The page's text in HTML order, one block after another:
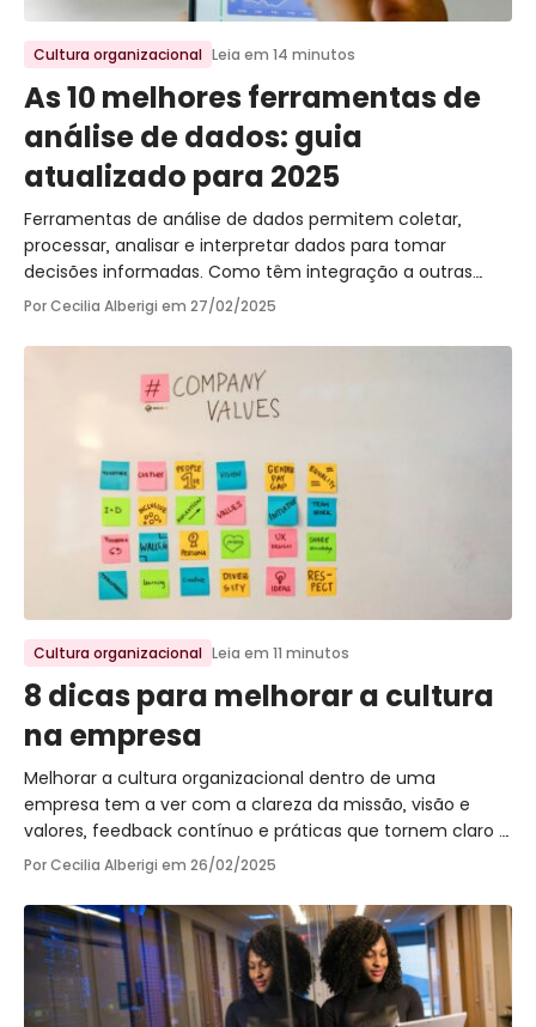
Cultura organizacional Leia em 14 minutos
As 10 melhores ferramentas de
análise de dados: guia
atualizado para 2025
Ferramentas de análise de dados permitem coletar,
processar, analisar e interpretar dados para tomar
decisões informadas. Como têm integração a outras
plataformas, unificam os dados e facilitam o trabalho,
Por Cecilia Alberigi em 27/02/2025
Ir para o post
Cultura organizacional Leia em 11 minutos
8 dicas para melhorar a cultura
na empresa
Melhorar a cultura organizacional dentro de uma
empresa tem a ver com a clareza da missão, visão e
valores, feedback contínuo e práticas que tornem claro o
que se espera dos colaboradores.
Por Cecilia Alberigi em 26/02/2025